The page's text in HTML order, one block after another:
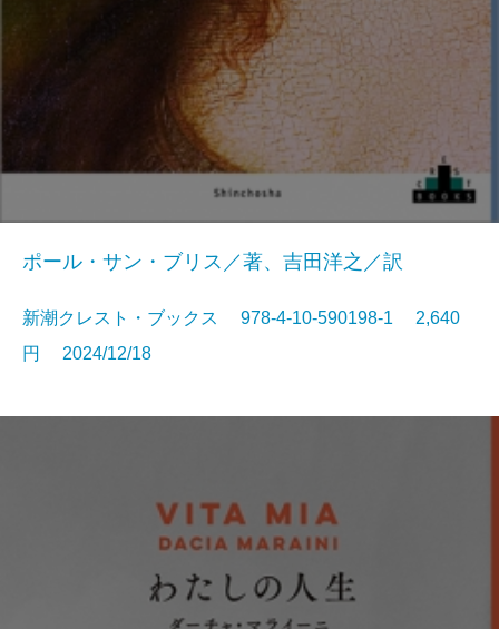
ポール・サン・ブリス／著、吉田洋之／訳
新潮クレスト・ブックス 978-4-10-590198-1 2,640
円 2024/12/18